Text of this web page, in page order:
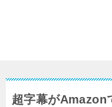
超字幕がAmazon